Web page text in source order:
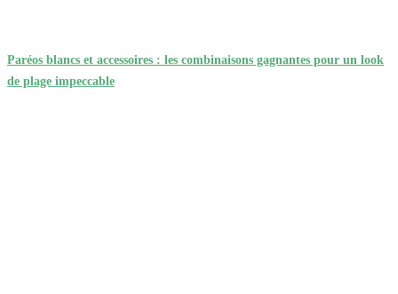
Paréos blancs et accessoires : les combinaisons gagnantes pour un look
de plage impeccable